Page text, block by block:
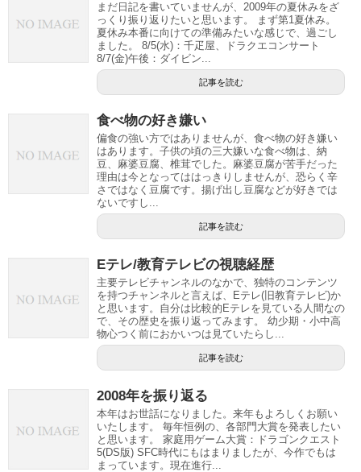
まだ日記を書いていませんが、2009年の夏休みをざ
っくり振り返りたいと思います。 まず第1夏休み。
夏休み本番に向けての準備みたいな感じで、過ごし
ました。 8/5(水)：千疋屋、ドラクエコンサート
8/7(金)午後：ダイビン...
記事を読む
食べ物の好き嫌い
偏食の強い方ではありませんが、食べ物の好き嫌い
はあります。子供の頃の三大嫌いな食べ物は、納
豆、麻婆豆腐、椎茸でした。麻婆豆腐が苦手だった
理由は今となってははっきりしませんが、恐らく辛
さではなく豆腐です。揚げ出し豆腐などが好きでは
ないですし...
記事を読む
Eテレ/教育テレビの視聴経歴
主要テレビチャンネルのなかで、独特のコンテンツ
を持つチャンネルと言えば、Eテレ(旧教育テレビ)か
と思います。自分は比較的Eテレを見ている人間なの
で、その歴史を振り返ってみます。 幼少期・小中高
物心つく前におかいつは見ていたらし...
記事を読む
2008年を振り返る
本年はお世話になりました。来年もよろしくお願い
いたします。 毎年恒例の、各部門大賞を発表したい
と思います。 家庭用ゲーム大賞：ドラゴンクエスト
5(DS版) SFC時代にもはまりましたが、今作でもは
まっています。現在進行...